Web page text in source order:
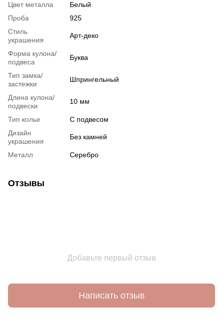
Цвет металла
Белый
Проба
925
Стиль
украшения
Арт-деко
Форма кулона/
подвеса
Буква
Тип замка/
застежки
Шпрингельный
Длина кулона/
подвески
10 мм
Тип колье
С подвесом
Дизайн
украшения
Без камней
Металл Серебро
Отзывы
Добавьте первый отзыв
Написать отзыв